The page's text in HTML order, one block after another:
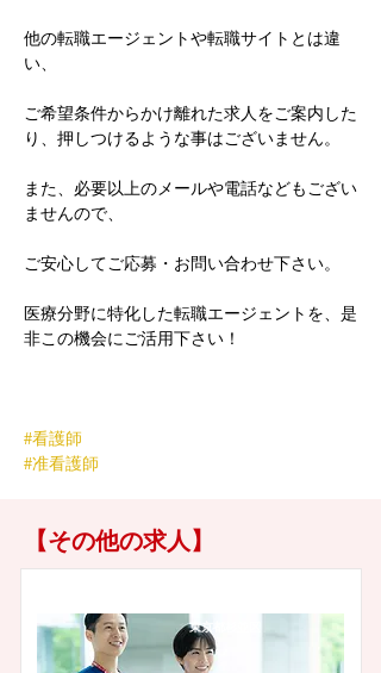
他の転職エージェントや転職サイトとは違
い、
ご希望条件からかけ離れた求人をご案内した
り、押しつけるような事はございません。
また、必要以上のメールや電話などもござい
ませんので、
ご安心してご応募・お問い合わせ下さい。
医療分野に特化した転職エージェントを、是
非この機会にご活用下さい！
#看護師
#准看護師
【その他の求人】
東京都杉並区